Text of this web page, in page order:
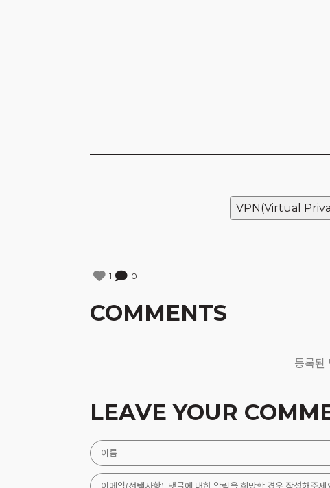
VPN(Virtual
1 0
COMMENTS
등록된
LEAVE YOUR